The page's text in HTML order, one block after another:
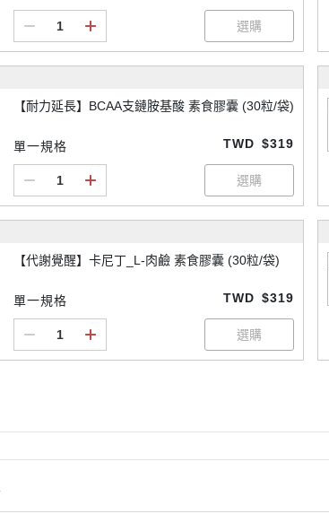
【耐力延長】BCAA支鏈胺基酸 素食膠囊 (30粒/袋)
單一規格 TWD $319
【代謝覺醒】卡尼丁_L-肉鹼 素食膠囊 (30粒/袋)
單一規格 TWD $319